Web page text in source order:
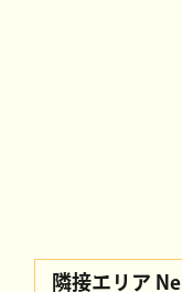
隣接エリア